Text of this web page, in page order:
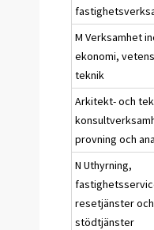
M Verksamhet
ekonomi,
teknik
Arkitekt- och
provning och
N Uthyrning,
resetjänster
stödtjänster